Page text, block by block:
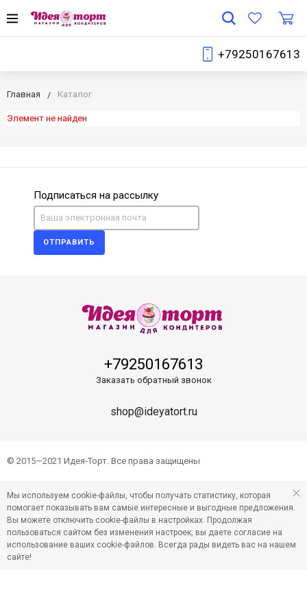
+79250167613
Главная Каталог
Элемент не найден
Подписаться на рассылку
ОТПРАВИТЬ
+79250167613
Заказать обратный звонок
shop@ideyatort.ru
© 2015—2021 Идея-Торт. Все права защищены
Мы используем cookie-файлы, чтобы получать статистику, которая
помогает показывать вам самые интересные и выгодные предложения.
Вы можете отключить cookie-файлы в настройках. Продолжая
пользоваться сайтом без изменения настроек, вы даете согласие на
использование ваших cookie-файлов. Всегда рады видеть вас на нашем
сайте!